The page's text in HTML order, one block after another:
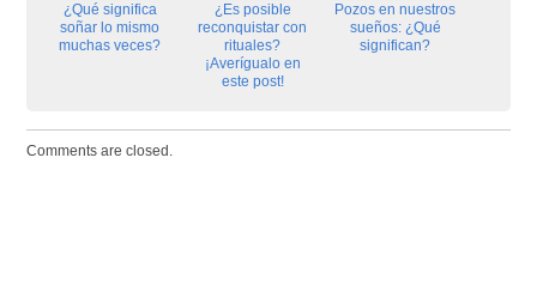
¿Qué significa
soñar lo mismo
muchas veces?
¿Es posible
reconquistar con
rituales?
¡Averígualo en
este post!
Pozos en nuestros
sueños: ¿Qué
significan?
Comments are closed.